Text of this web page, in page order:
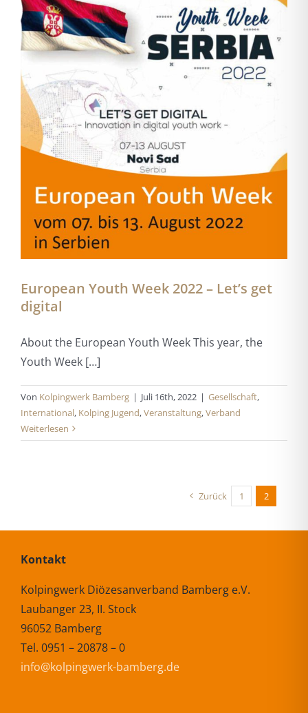
European Youth Week 2022 – Let’s get
digital
About the European Youth Week This year, the
Youth Week […]
Von Kolpingwerk Bamberg | Juli 16th, 2022 | Gesellschaft,
International, Kolping Jugend,Veranstaltung,Verband
Weiterlesen
Zurück 1 2
Kontakt
Kolpingwerk Diözesanverband Bamberg e.V.
Laubanger 23, II. Stock
96052 Bamberg
Tel. 0951 – 20878 – 0
info@kolpingwerk-bamberg.de